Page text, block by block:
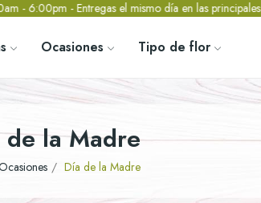
- Entregas el mismo día en las principales
Ocasiones Tipo de flor
de la Madre
Día de la Madre